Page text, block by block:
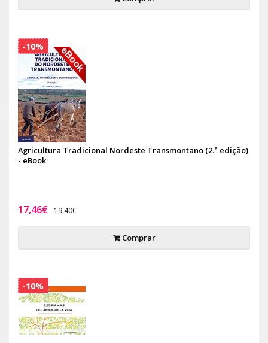
Agricultura Tradicional Nordeste Transmontano (2.ª edição)
- eBook
17,46€ 19,40€
Comprar
-10%
-10%